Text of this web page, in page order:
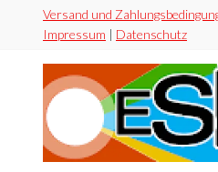
springen
Versand und
Impressum | Datenschutz